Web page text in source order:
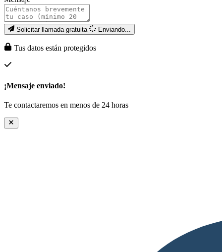
Solicitar llamada gratuita Enviando...
Tus datos están protegidos
¡Mensaje enviado!
Te contactaremos en menos de 24 horas